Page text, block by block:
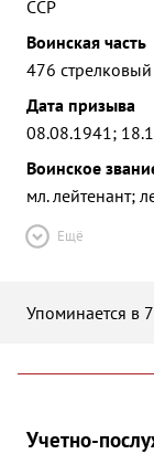
ССР
Воинская часть
476
Дата призыва
08.08.1941;
Воинское
мл. лейтенант;
Ещё
Упоминается в
Учетно-